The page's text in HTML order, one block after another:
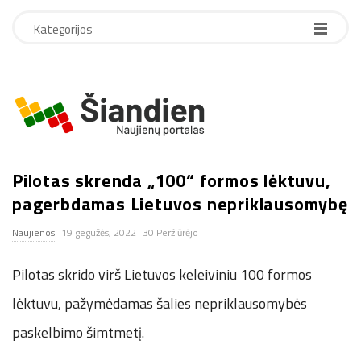
Kategorijos
S
a
n
d
i
Pilotas skrenda „100“ formos lėktuvu,
pagerbdamas Lietuvos nepriklausomybę
Naujienos 19 gegužės, 2022 30 Peržiūrėjo
Pilotas skrido virš Lietuvos keleiviniu 100 formos
lėktuvu, pažymėdamas šalies nepriklausomybės
paskelbimo šimtmetį.